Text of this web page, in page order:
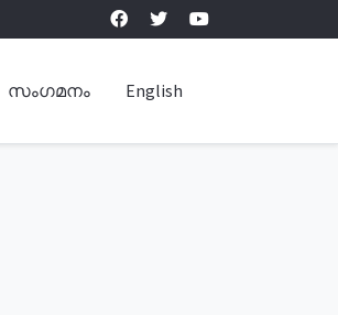
സംഗമനം English